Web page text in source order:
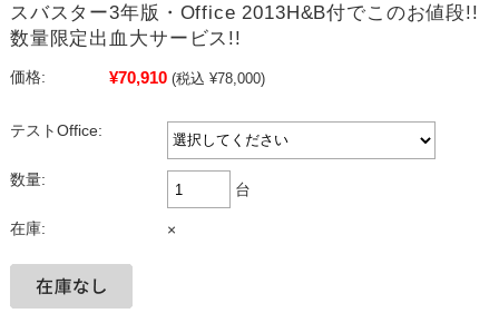
スバスター3年版・Office 2013H&B付でこのお値段!!
数量限定出血大サービス!!
価格: ¥70,910 (税込 ¥78,000)
テストOffice:
数量:
台
在庫: ×